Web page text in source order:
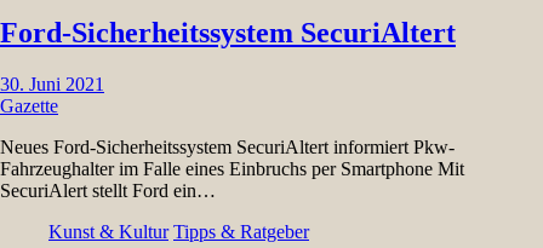
Ford-Sicherheitssystem SecuriAltert
30. Juni 2021
Gazette
Neues Ford-Sicherheitssystem SecuriAltert informiert Pkw-
Fahrzeughalter im Falle eines Einbruchs per Smartphone Mit
SecuriAlert stellt Ford ein…
Kunst & Kultur Tipps & Ratgeber